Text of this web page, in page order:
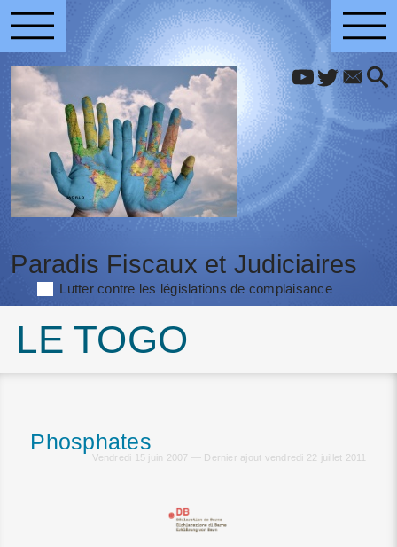
Paradis Fiscaux et Judiciaires
Lutter contre les législations de complaisance
LE TOGO
Phosphates
Vendredi 15 juin 2007 — Dernier ajout vendredi 22 juillet 2011